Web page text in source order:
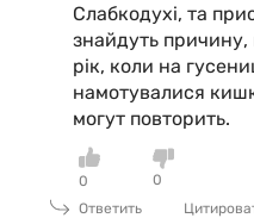
Слабкодухі, та
знайдуть
рік, коли на
намотувалися
могут повторить.
0
0
Ответить